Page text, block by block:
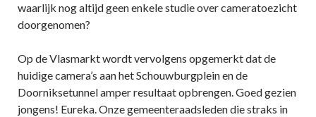
waarlijk nog altijd geen enkele studie over cameratoezicht
doorgenomen?
Op de Vlasmarkt wordt vervolgens opgemerkt dat de
huidige camera’s aan het Schouwburgplein en de
Doorniksetunnel amper resultaat opbrengen. Goed gezien
jongens! Eureka. Onze gemeenteraadsleden die straks in